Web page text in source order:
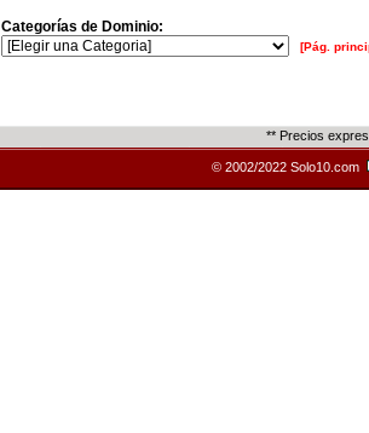
Categorías de Dominio:
[Pág.
** Precios
© 2002/2022 Solo10.com